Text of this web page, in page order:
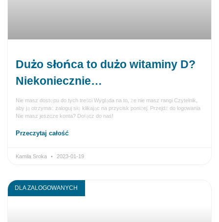
Dużo słońca to dużo witaminy D?
Niekoniecznie…
Nie masz dostępu do tych treści Wygląda na to, że nie masz rangi Czytelnik,
aby ją otrzymać zaloguj się klikając na przycisk poniżej. Przejdź do logowania
Nie masz jeszcze konta? Dołącz do nas!
Przeczytaj całość
Kamila Sroka 2023-01-19
DLA ZALOGOWANYCH